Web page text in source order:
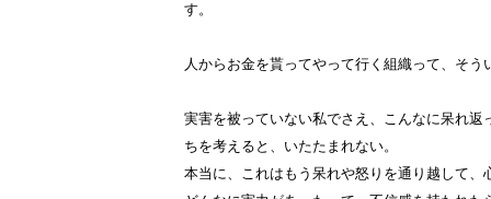
す。
人からお金を貰ってやって行く組織って、そう
実害を被っていない私でさえ、こんなに呆れ
ちを考えると、いたたまれない。
本当に、これはもう呆れや怒りを通り越して、